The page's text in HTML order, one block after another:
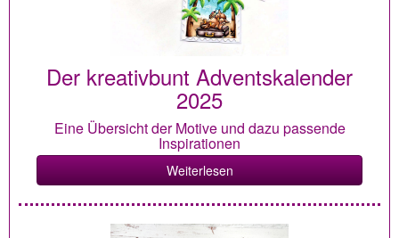
Der kreativbunt Adventskalender
2025
Eine Übersicht der Motive und dazu passende
Inspirationen
Weiterlesen